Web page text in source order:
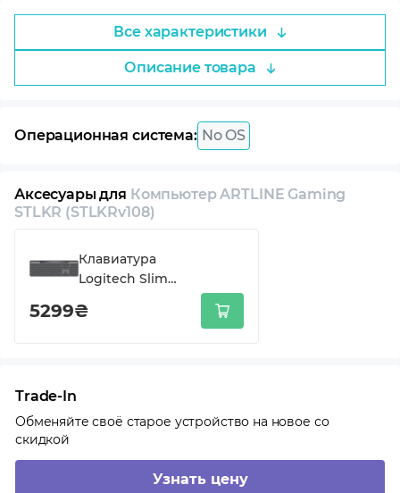
Все характеристики
Описание товара
Операционная система: No OS
Аксесуары для Компьютер ARTLINE Gaming
STLKR (STLKRv108)
Клавиатура
Logitech Slim
Business
5299₴
Trade-In
Обменяйте своё старое устройство на новое со
скидкой
Узнать цену